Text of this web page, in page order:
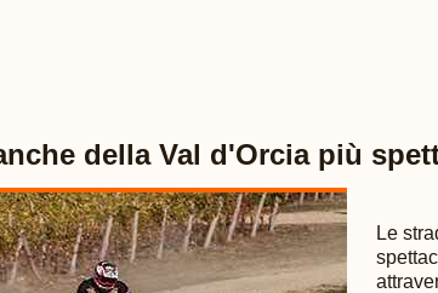
della Val d'Orcia più
Le